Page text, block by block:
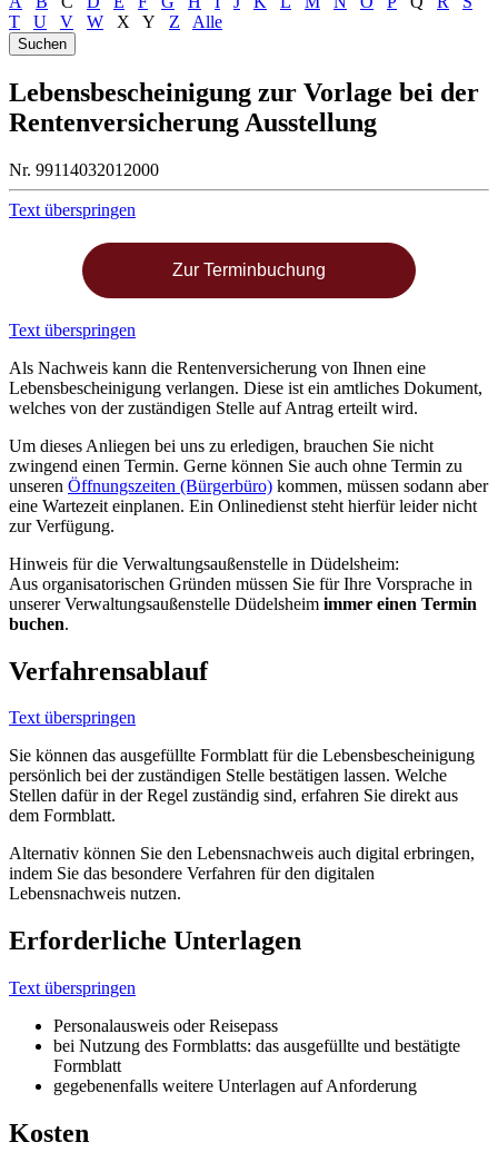
T
U V W X Y Z Alle
Lebensbescheinigung zur Vorlage bei der
Rentenversicherung Ausstellung
Nr. 99114032012000
Text überspringen
Zur Terminbuchung
Text überspringen
Als Nachweis kann die Rentenversicherung von Ihnen eine
Lebensbescheinigung verlangen. Diese ist ein amtliches Dokument,
welches von der zuständigen Stelle auf Antrag erteilt wird.
Um dieses Anliegen bei uns zu erledigen, brauchen Sie nicht
zwingend einen Termin. Gerne können Sie auch ohne Termin zu
unseren Öffnungszeiten (Bürgerbüro) kommen, müssen sodann aber
eine Wartezeit einplanen. Ein Onlinedienst steht hierfür leider nicht
zur Verfügung.
Hinweis für die Verwaltungsaußenstelle in Düdelsheim:
Aus organisatorischen Gründen müssen Sie für Ihre Vorsprache in
unserer Verwaltungsaußenstelle Düdelsheim immer einen Termin
buchen.
Verfahrensablauf
Text überspringen
Sie können das ausgefüllte Formblatt für die Lebensbescheinigung
persönlich bei der zuständigen Stelle bestätigen lassen. Welche
Stellen dafür in der Regel zuständig sind, erfahren Sie direkt aus
dem Formblatt.
Alternativ können Sie den Lebensnachweis auch digital erbringen,
indem Sie das besondere Verfahren für den digitalen
Lebensnachweis nutzen.
Erforderliche Unterlagen
Text überspringen
Personalausweis oder Reisepass
bei Nutzung des Formblatts: das ausgefüllte und bestätigte
Formblatt
gegebenenfalls weitere Unterlagen auf Anforderung
Kosten